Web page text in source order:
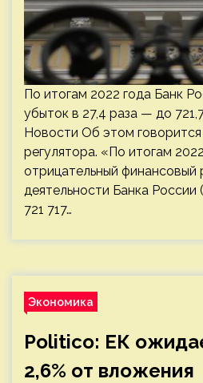
По итогам 2022 года Банк
убыток в 27,4 раза — до
Новости Об этом
регулятора. «По итогам
отрицательный финансовый
деятельности Банка России
721 717…
Экономика
Politico: ЕК
2,6% от вложения